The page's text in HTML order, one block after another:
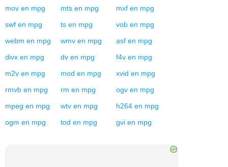
mov en mpg mts en mpg mxf en mpg
swf en mpg ts en mpg vob en mpg
webm en mpg wmv en mpg asf en mpg
divx en mpg dv en mpg f4v en mpg
m2v en mpg mod en mpg xvid en mpg
rmvb en mpg rm en mpg ogv en mpg
mpeg en mpg wtv en mpg h264 en mpg
ogm en mpg tod en mpg gvi en mpg